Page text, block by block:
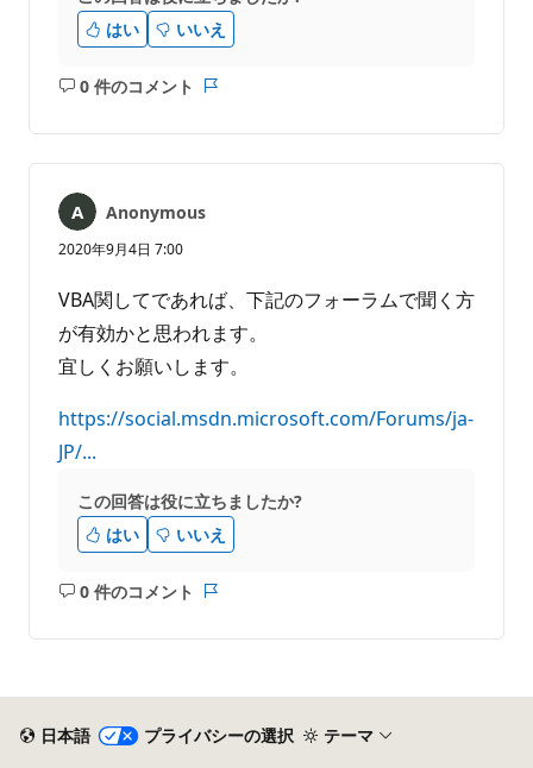
はい
いいえ
0 件のコメント
コ
ト
あ
り
せ
ん
ト
Anonymous
2020年9月4日 7:00
VBA関してであれば、下記のフォーラムで聞く方
が有効かと思われます。
宜しくお願いします。
https://social.msdn.microsoft.com/Forums/ja-
JP/...
この回答は役に立ちましたか?
はい
いいえ
0 件のコメント
コ
は
あ
り
日本語 プライバシーの選択 テーマ